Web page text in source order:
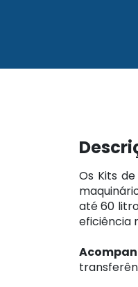
Os Kits
até 60
eficiência